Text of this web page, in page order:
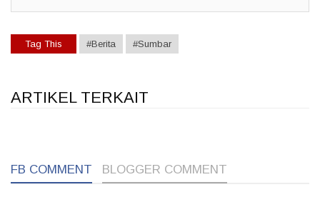
Tag This #Berita #Sumbar
ARTIKEL TERKAIT
FB COMMENT BLOGGER COMMENT